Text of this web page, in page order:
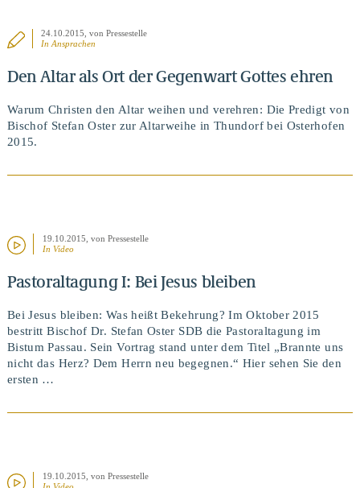
BEITRAG ANSEHEN
24.10.2015 , von Pressestelle
InAnsprachen
Den Altar als Ort der Gegenwart Gottes ehren
Warum Christen den Altar weihen und verehren: Die Predigt von
Bischof Stefan Oster zur Altarweihe in Thundorf bei Osterhofen
2015.
19.10.2015 , von Pressestelle
In Video
Pastoraltagung I: Bei Jesus bleiben
Bei Jesus bleiben: Was heißt Bekehrung? Im Oktober 2015
bestritt Bischof Dr. Stefan Oster SDB die Pastoraltagung im
Bistum Passau. Sein Vortrag stand unter dem Titel „Brannte uns
nicht das Herz? Dem Herrn neu begegnen.“ Hier sehen Sie den
ersten …
19.10.2015 , von Pressestelle